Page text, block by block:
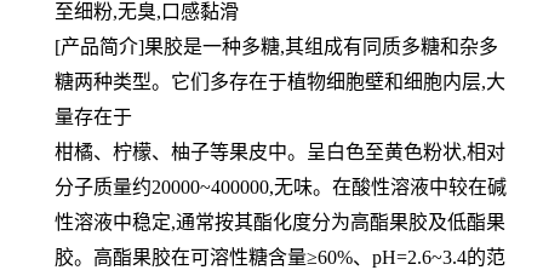
至细粉,无臭,口感黏滑
[产品简介]果胶是一种多糖,其组成有同质多糖和杂多
糖两种类型。它们多存在于植物细胞壁和细胞内层,大
量存在于
柑橘、柠檬、柚子等果皮中。呈白色至黄色粉状,相对
分子质量约20000~400000,无味。在酸性溶液中较在碱
性溶液中稳定,通常按其酯化度分为高酯果胶及低酯果
胶。高酯果胶在可溶性糖含量≥60%、pH=2.6~3.4的范